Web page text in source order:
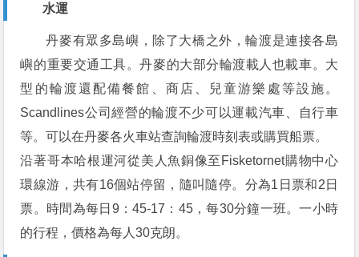
水運
丹麥有眾多島嶼，除了大橋之外，輪渡是連接各島
嶼的重要交通工具。丹麥的大部分輪渡載人也載車。大
型的輪渡還配備餐館、商店、兒童游樂處等設施。
Scandlines公司經營的輪渡不少可以運載汽車、自行車
等。可以在丹麥各火車站查詢輪渡時刻表或購買船票。
沿著哥本哈根運河從美人魚銅像至Fisketornet購物中心
環線游，共有16個站停留，隨叫隨停。分為1日票和2日
票。時間為每日9：45-17：45，每30分鐘一班。一小時
的行程，價格為每人30克朗。